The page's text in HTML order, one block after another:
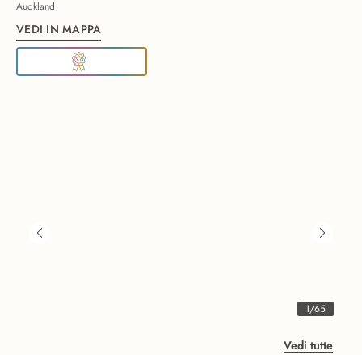
Auckland
VEDI IN MAPPA
1/65
Vedi tutte